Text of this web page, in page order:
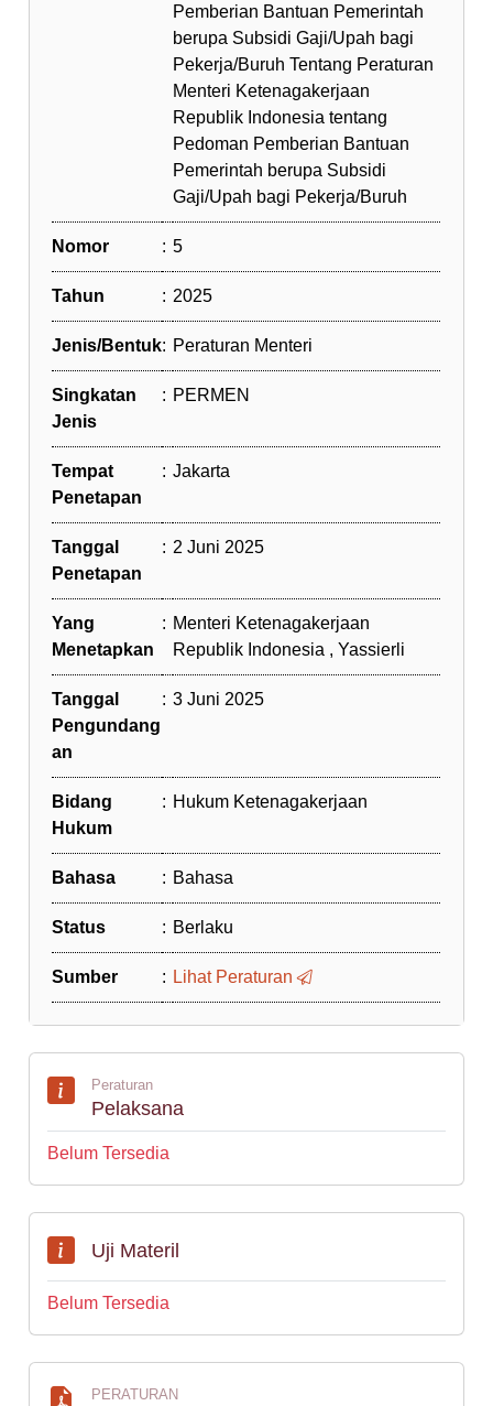
Pemberian Bantuan Pemerintah
berupa Subsidi Gaji/Upah bagi
Pekerja/Buruh Tentang Peraturan
Menteri Ketenagakerjaan
Republik Indonesia tentang
Pedoman Pemberian Bantuan
Pemerintah berupa Subsidi
Gaji/Upah bagi Pekerja/Buruh
Nomor : 5
Tahun : 2025
Jenis/Bentuk: Peraturan Menteri
Singkatan
Jenis
: PERMEN
Tempat
Penetapan
: Jakarta
Tanggal
Penetapan
: 2 Juni 2025
Yang
Menetapkan
: Menteri Ketenagakerjaan
Republik Indonesia , Yassierli
Tanggal
Pengundang
an
: 3 Juni 2025
Bidang
Hukum
: Hukum Ketenagakerjaan
Bahasa : Bahasa
Status : Berlaku
Sumber : Lihat Peraturan
Peraturan
Pelaksana
Belum Tersedia
Uji Materil
Belum Tersedia
PERATURAN